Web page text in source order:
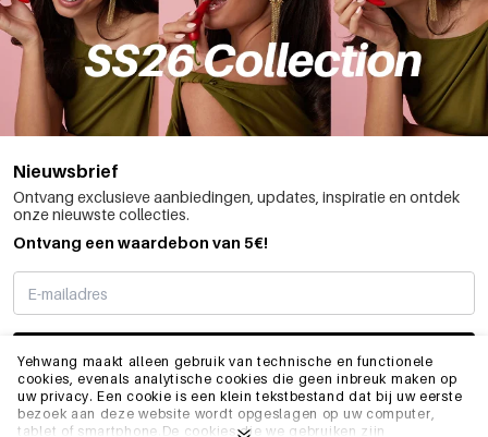
Yehwang maakt alleen gebruik van technische en functionele
cookies, evenals analytische cookies die geen inbreuk maken op
uw privacy. Een cookie is een klein tekstbestand dat bij uw eerste
bezoek aan deze website wordt opgeslagen op uw computer,
tablet of smartphone.De cookies die we gebruiken zijn
Nieuwsbrief
Ontvang exclusieve aanbiedingen, updates, inspiratie en ontdek
onze nieuwste collecties.
Ontvang een waardebon van 5€!
SCHRIJF ME IN
INFO